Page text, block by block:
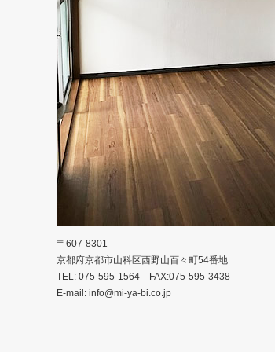
〒607-8301
京都府京都市山科区西野山百々町54番地
TEL: 075-595-1564 FAX:075-595-3438
E-mail: info@mi-ya-bi.co.jp